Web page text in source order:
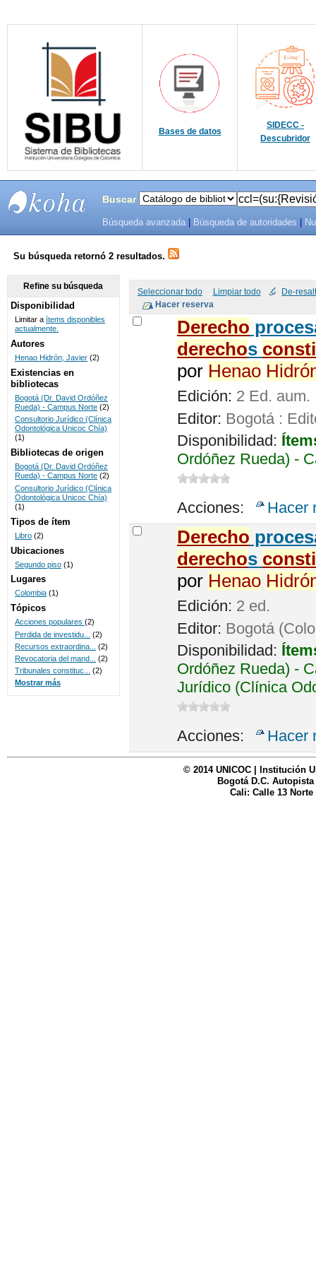
Bases de datos
SIDECC -
Descubridor
SISTEMAS
DE
BIBLIOTECAS
UNICOC
Buscar
Búsqueda avanzada Búsqueda de autoridades
Su búsqueda retornó 2 resultados.
Seleccionar todo Limpiar todo De-
Derecho
derechos
por Henao
Edición: 2 Ed. aum.
Editor: Bogotá :
Disponibilidad:
Ordóñez Rueda) -
Acciones: Hacer
Derecho
derechos
por Henao
Edición: 2 ed.
Editor: Bogotá
Disponibilidad:
Ordóñez Rueda) -
Jurídico (Clínica
Acciones: Hacer
Refine su búsqueda
Disponibilidad
Limitar a ítems disponibles
actualmente.
Autores
Henao Hidrón, Javier (2)
Existencias en
bibliotecas
Bogotá (Dr. David Ordóñez
Rueda) - Campus Norte (2)
Consultorio Jurídico (Clínica
Odontológica Unicoc Chía)
(1)
Bibliotecas de origen
Bogotá (Dr. David Ordóñez
Rueda) - Campus Norte (2)
Consultorio Jurídico (Clínica
Odontológica Unicoc Chía)
(1)
Tipos de ítem
Libro (2)
Ubicaciones
Segundo piso (1)
Lugares
Colombia (1)
Tópicos
Acciones populares (2)
Perdida de investidu...
(2)
Recursos extraordina...
(2)
Revocatoria del mand...
(2)
Tribunales constituc...
(2)
Mostrar más
© 2014 UNICOC | Institución
Bogotá D.C. Autopista
Cali: Calle 13 Norte